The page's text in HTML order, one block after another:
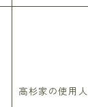
高杉家の使用人